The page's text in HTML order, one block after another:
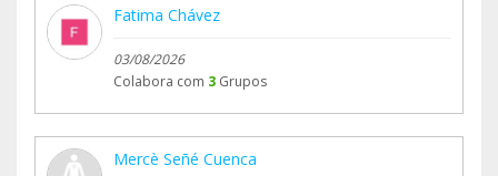
Gracias por estar siempre ahí para los que más
nos necesitan.
Fatima Chávez
03/08/2026
Colabora com 3 Grupos
Mercè Señé Cuenca